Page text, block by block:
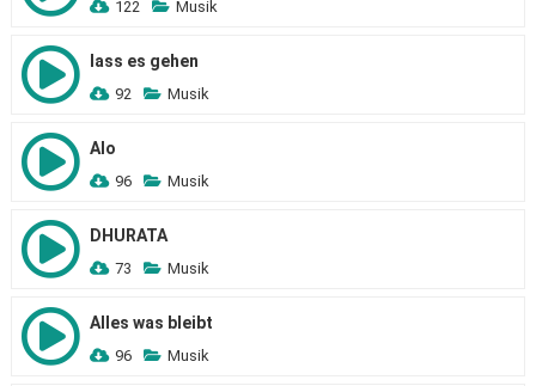
122 Musik
lass es gehen
92 Musik
Alo
96 Musik
DHURATA
73 Musik
Alles was bleibt
96 Musik